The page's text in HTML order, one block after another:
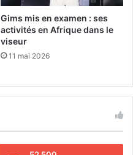
Gims mis en examen : ses
activités en Afrique dans le
viseur
11 mai 2026